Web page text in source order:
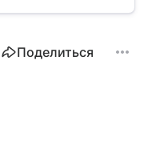
Поделиться